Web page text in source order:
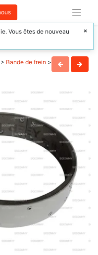
> Bande de frein >
Vous êtes de nouveau